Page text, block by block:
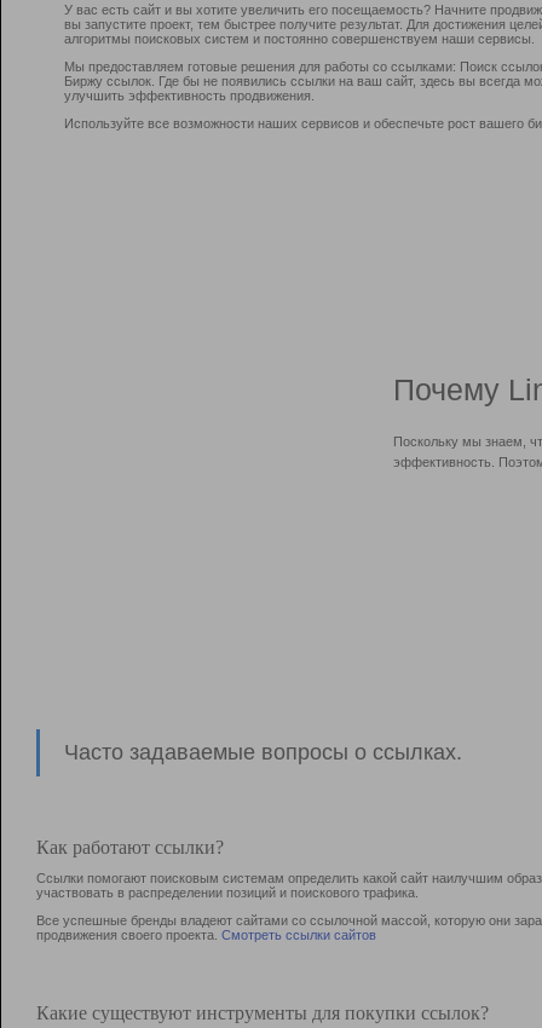
У вас есть сайт и вы хотите увеличить его посещаемость? Начните
вы запустите проект, тем быстрее получите результат. Для достижения
алгоритмы поисковых систем и постоянно совершенствуем наши сервисы.
Мы предоставляем готовые решения для работы со ссылками: Поиск
Биржу ссылок. Где бы не появились ссылки на ваш сайт, здесь вы всегда
улучшить эффективность продвижения.
Используйте все возможности наших сервисов и обеспечьте рост вашего
Почему
Поскольку мы знаем,
эффективность.
Часто задаваемые вопросы о ссылках.
Как работают ссылки?
Ссылки помогают поисковым системам определить какой сайт наилучшим
участвовать в раcпределении позиций и поискового трафика.
Все успешные бренды владеют сайтами со ссылочной массой, которую они
продвижения своего проекта. Смотреть ссылки сайтов
Какие существуют инструменты для покупки ссылок?